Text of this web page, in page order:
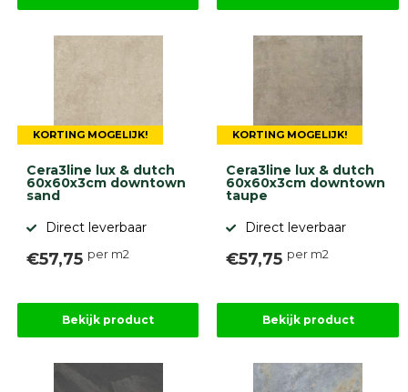
KORTING MOGELIJK!
Cera3line lux & dutch
60x60x3cm downtown
sand
Direct leverbaar
€57,75 per m2
Bekijk product
KORTING MOGELIJK!
Cera3line lux & dutch
60x60x3cm downtown
taupe
Direct leverbaar
€57,75 per m2
Bekijk product